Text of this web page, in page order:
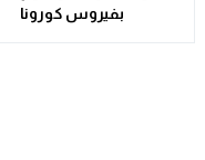
بفيروس كورونا